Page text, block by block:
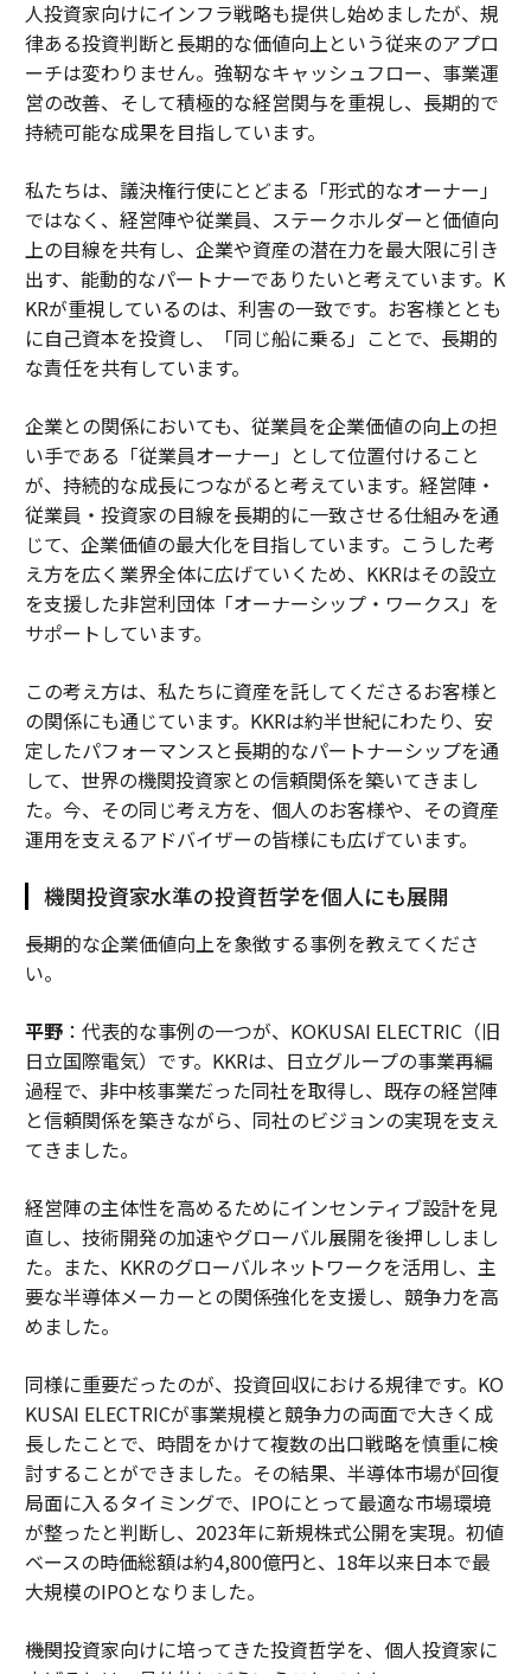
人投資家向けにインフラ戦略も提供し始めましたが、規
律ある投資判断と長期的な価値向上という従来のアプロ
ーチは変わりません。強靭なキャッシュフロー、事業運
営の改善、そして積極的な経営関与を重視し、長期的で
持続可能な成果を目指しています。
私たちは、議決権行使にとどまる「形式的なオーナー」
ではなく、経営陣や従業員、ステークホルダーと価値向
上の目線を共有し、企業や資産の潜在力を最大限に引き
出す、能動的なパートナーでありたいと考えています。K
KRが重視しているのは、利害の一致です。お客様ととも
に自己資本を投資し、「同じ船に乗る」ことで、長期的
な責任を共有しています。
企業との関係においても、従業員を企業価値の向上の担
い手である「従業員オーナー」として位置付けること
が、持続的な成長につながると考えています。経営陣・
従業員・投資家の目線を長期的に一致させる仕組みを通
じて、企業価値の最大化を目指しています。こうした考
え方を広く業界全体に広げていくため、KKRはその設立
を支援した非営利団体「オーナーシップ・ワークス」を
サポートしています。
この考え方は、私たちに資産を託してくださるお客様と
の関係にも通じています。KKRは約半世紀にわたり、安
定したパフォーマンスと長期的なパートナーシップを通
して、世界の機関投資家との信頼関係を築いてきまし
た。今、その同じ考え方を、個人のお客様や、その資産
運用を支えるアドバイザーの皆様にも広げています。
機関投資家水準の投資哲学を個人にも展開
――長期的な企業価値向上を象徴する事例を教えてくださ
い。
平野：代表的な事例の一つが、KOKUSAI ELECTRIC（旧
日立国際電気）です。KKRは、日立グループの事業再編
過程で、非中核事業だった同社を取得し、既存の経営陣
と信頼関係を築きながら、同社のビジョンの実現を支え
てきました。
経営陣の主体性を高めるためにインセンティブ設計を見
直し、技術開発の加速やグローバル展開を後押ししまし
た。また、KKRのグローバルネットワークを活用し、主
要な半導体メーカーとの関係強化を支援し、競争力を高
めました。
同様に重要だったのが、投資回収における規律です。KO
KUSAI ELECTRICが事業規模と競争力の両面で大きく成
長したことで、時間をかけて複数の出口戦略を慎重に検
討することができました。その結果、半導体市場が回復
局面に入るタイミングで、IPOにとって最適な市場環境
が整ったと判断し、2023年に新規株式公開を実現。初値
ベースの時価総額は約4,800億円と、18年以来日本で最
大規模のIPOとなりました。
――機関投資家向けに培ってきた投資哲学を、個人投資家に